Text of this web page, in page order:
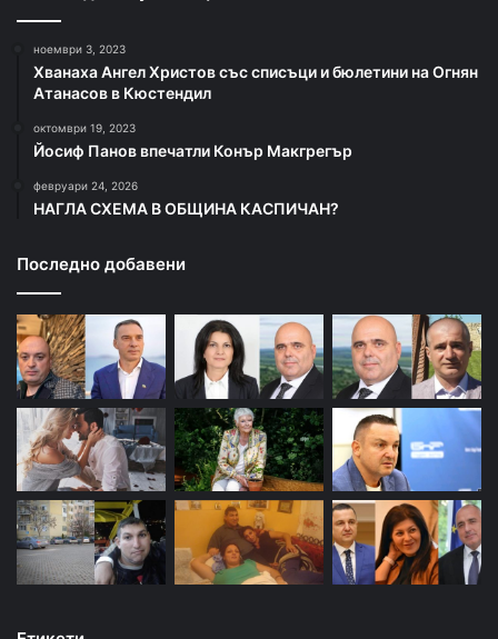
ноември 3, 2023
Хванаха Ангел Христов със списъци и бюлетини на Огнян
Атанасов в Кюстендил
октомври 19, 2023
Йосиф Панов впечатли Конър Макгрегър
февруари 24, 2026
НАГЛА СХЕМА В ОБЩИНА КАСПИЧАН?
Последно добавени